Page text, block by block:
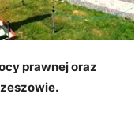
prawnej oraz